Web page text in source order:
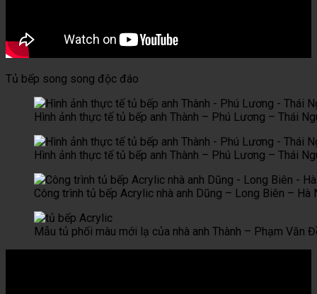
Tủ bếp song song độc đáo
Hình ảnh thực tế tủ bếp anh Thành – Phú Lương – Thái
Hình ảnh thực tế tủ bếp anh Thành – Phú Lương – Thái
Công trình tủ bếp Acrylic nhà anh Dũng – Long Biên – Hà
Mẫu tủ phối màu mới lạ của nhà anh Thành – Phạm Văn